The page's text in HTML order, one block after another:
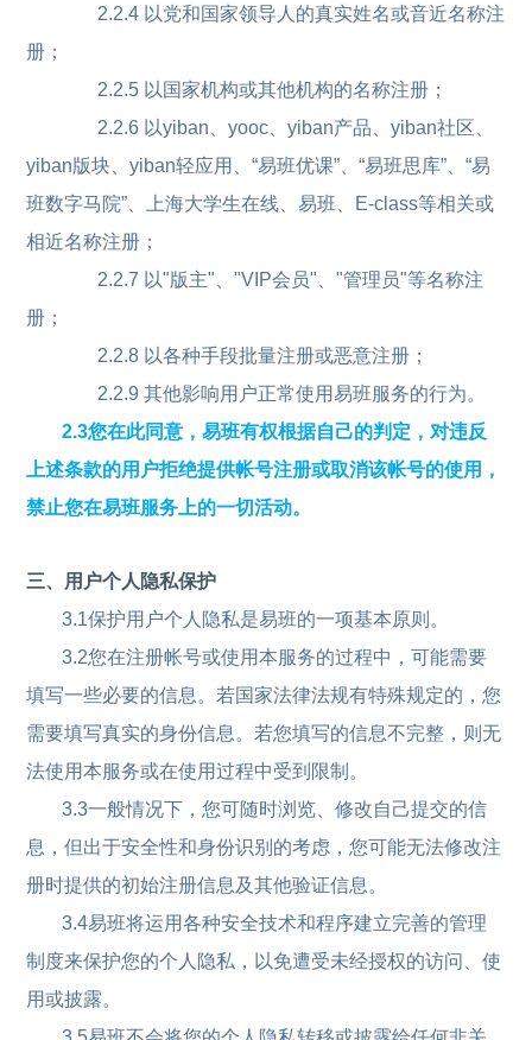
2.2.4 以党和国家领导人的真实姓名或音近名称注
册；
2.2.5 以国家机构或其他机构的名称注册；
2.2.6 以yiban、yooc、yiban产品、yiban社区、
yiban版块、yiban轻应用、“易班优课”、“易班思库”、“易
班数字马院”、上海大学生在线、易班、E-class等相关或
相近名称注册；
2.2.7 以"版主"、"VIP会员"、"管理员"等名称注
册；
2.2.8 以各种手段批量注册或恶意注册；
2.2.9 其他影响用户正常使用易班服务的行为。
2.3您在此同意，易班有权根据自己的判定，对违反
上述条款的用户拒绝提供帐号注册或取消该帐号的使用，
禁止您在易班服务上的一切活动。
三、用户个人隐私保护
3.1保护用户个人隐私是易班的一项基本原则。
3.2您在注册帐号或使用本服务的过程中，可能需要
填写一些必要的信息。若国家法律法规有特殊规定的，您
需要填写真实的身份信息。若您填写的信息不完整，则无
法使用本服务或在使用过程中受到限制。
3.3一般情况下，您可随时浏览、修改自己提交的信
息，但出于安全性和身份识别的考虑，您可能无法修改注
册时提供的初始注册信息及其他验证信息。
3.4易班将运用各种安全技术和程序建立完善的管理
制度来保护您的个人隐私，以免遭受未经授权的访问、使
用或披露。